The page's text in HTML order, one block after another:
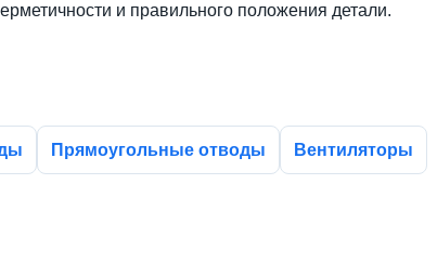
и правильного положения детали.
Прямоугольные отводы Вентиляторы